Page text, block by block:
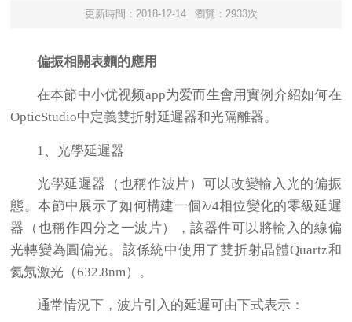
更新時間：2018-12-14 瀏覽：2933次
偏振相關表麵的應用
在本節中小优视频app为爱而生會用實例介紹如何在
OpticStudio中定義雙折射延遲器和光隔離器。
1、 光學延遲器
光學延遲器（也稱作波片）可以改變輸入光的偏振
態。本節中展示了如何構建一個λ/4相位變化的零級延遲
器（也稱作四分之一波片），該器件可以將輸入的線偏
光轉變為圓偏光。該係統中使用了雙折射晶體Quartz和
氦氖激光（632.8nm）。
通常情況下，波片引入的延遲可由下式表示：